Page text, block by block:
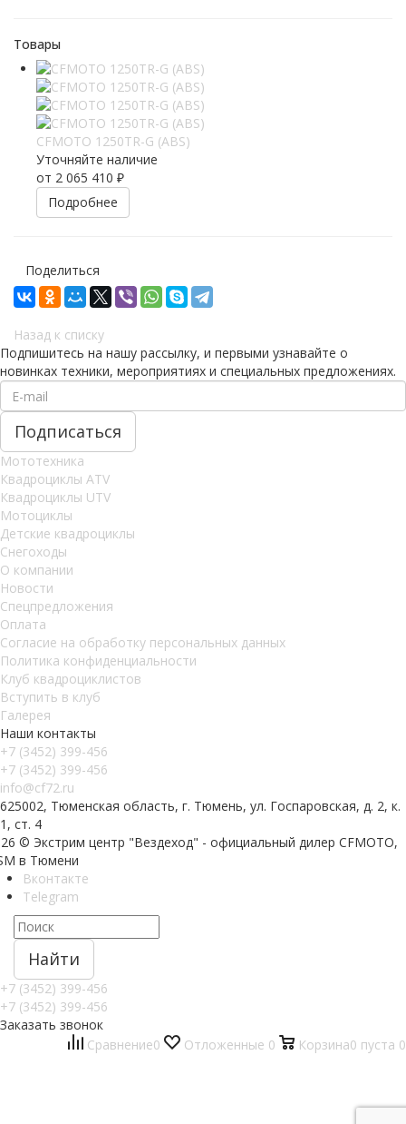
Товары
CFMOTO 1250TR-G (ABS)
Уточняйте наличие
от 2 065 410 ₽
Подробнее
Поделиться
Назад к списку
Подпишитесь на нашу рассылку, и первыми узнавайте о
новинках техники, мероприятиях и специальных предложениях.
Мототехника
Квадроциклы ATV
Квадроциклы UTV
Мотоциклы
Детские квадроциклы
Снегоходы
О компании
Новости
Спецпредложения
Оплата
Согласие на обработку персональных данных
Политика конфиденциальности
Клуб квадроциклистов
Вступить в клуб
Галерея
Наши контакты
+7 (3452) 399-456
+7 (3452) 399-456
info@cf72.ru
625002, Тюменская область, г. Тюмень, ул. Госпаровская, д. 2, к.
1, ст. 4
© Экстрим центр "Вездеход" - официальный дилер CFMOTO,
в Тюмени
Вконтакте
Telegram
Найти
+7 (3452) 399-456
+7 (3452) 399-456
Заказать звонок
Сравнение0 Отложенные 0 Корзина0 пуста 0